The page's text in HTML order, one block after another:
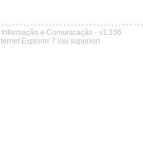
e Comunicação - v1.106
Explorer 7 (ou superior)